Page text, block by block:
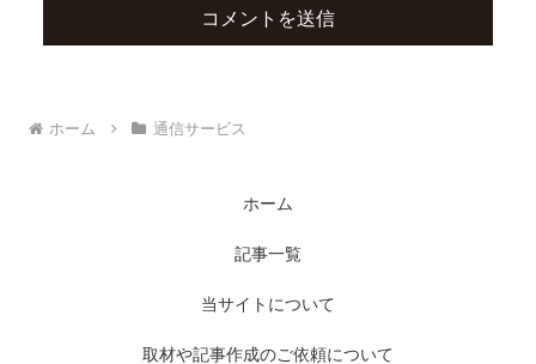
ホーム 通信サービス
ホーム
記事一覧
当サイトについて
取材や記事作成のご依頼について